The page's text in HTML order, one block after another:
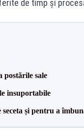
de timp și
sale
insuportabile
și pentru a